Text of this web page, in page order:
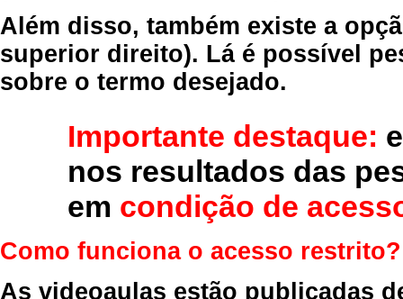
Além disso, também existe a
superior direito). Lá é possível
sobre o termo desejado.
Importante destaque:
nos resultados das
em condição de
Como funciona o acesso restrito?
As videoaulas estão publicadas